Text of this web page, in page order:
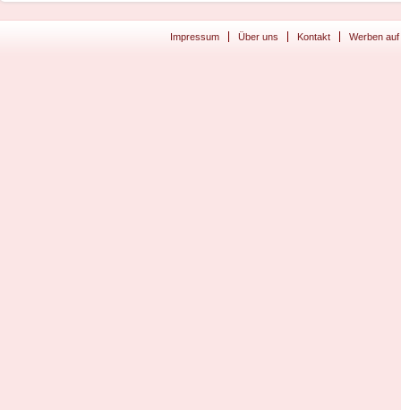
Impressum Über uns Kontakt Werben